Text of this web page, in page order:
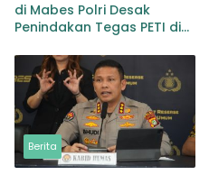
di Mabes Polri Desak
Penindakan Tegas PETI di
Natal
Berita